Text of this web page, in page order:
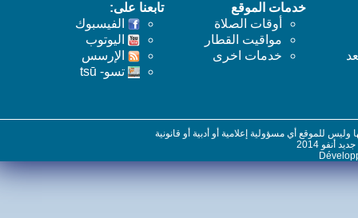
خدمات الموقع
أوقات الصلاة
مواقيت القطار
خدمات اخرى
تابعنا على:
الفيسبوك
اليوتوب
اﻹرسس
تسو- tsū
للموقع أي مسؤولية إعلامية أو أدبية أو قانونية
2014